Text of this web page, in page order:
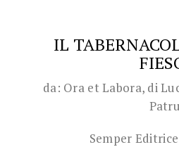
IL
da: Ora et Labora, di
Semper